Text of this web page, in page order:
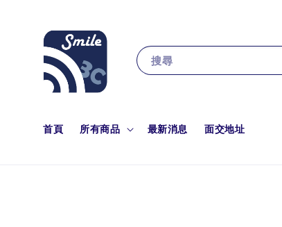
搜尋
首頁 所有商品 最新消息 面交地址